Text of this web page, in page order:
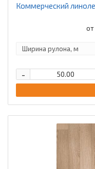
Коммерческий
от
-